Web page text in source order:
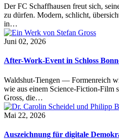
Der FC Schaffhausen freut sich,
zu dürfen. Modern, schlicht,
in…
Juni 02, 2026
After-Work-Event in Schloss
Waldshut-Tiengen — Formenreich
wie aus einem Science-Fiction-Film
Gross, die…
Mai 22, 2026
Auszeichnung für digitale